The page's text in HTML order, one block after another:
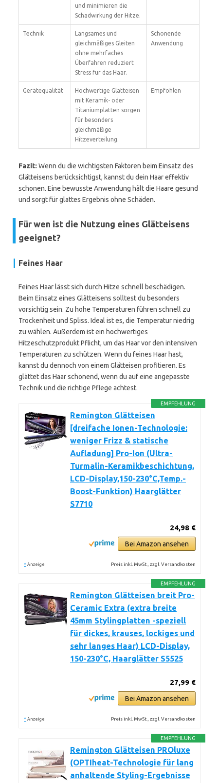
und minimieren die
Schadwirkung der Hitze.
Technik
Langsames und
gleichmäßiges Gleiten
ohne mehrfaches
Überfahren reduziert
Stress für das Haar.
Schonende
Anwendung
Gerätequalität
Hochwertige Glätteisen
mit Keramik- oder
Titaniumplatten sorgen
für besonders
gleichmäßige
Hitzeverteilung.
Empfohlen
Fazit: Wenn du die wichtigsten Faktoren beim Einsatz des
Glätteisens berücksichtigst, kannst du dein Haar effektiv
schonen. Eine bewusste Anwendung hält die Haare gesund
und sorgt für glattes Ergebnis ohne Schäden.
Für wen ist die Nutzung eines Glätteisens
geeignet?
Feines Haar
Feines Haar lässt sich durch Hitze schnell beschädigen.
Beim Einsatz eines Glätteisens solltest du besonders
vorsichtig sein. Zu hohe Temperaturen führen schnell zu
Trockenheit und Spliss. Ideal ist es, die Temperatur niedrig
zu wählen. Außerdem ist ein hochwertiges
Hitzeschutzprodukt Pflicht, um das Haar vor den intensiven
Temperaturen zu schützen. Wenn du feines Haar hast,
kannst du dennoch von einem Glätteisen profitieren. Es
glättet das Haar schonend, wenn du auf eine angepasste
Technik und die richtige Pflege achtest.
EMPFEHLUNG
Remington Glätteisen
[dreifache Ionen-Technologie:
weniger Frizz & statische
Aufladung] Pro-Ion (Ultra-
Turmalin-Keramikbeschichtung,
LCD-Display,150-230°C,Temp.-
Boost-Funktion) Haarglätter
S7710
24,98 €
Bei Amazon ansehen
* Anzeige Preis inkl. MwSt., zzgl. Versandkosten
EMPFEHLUNG
Remington Glätteisen breit Pro-
Ceramic Extra (extra breite
45mm Stylingplatten -speziell
für dickes, krauses, lockiges und
sehr langes Haar) LCD-Display,
150-230°C, Haarglätter S5525
27,99 €
Bei Amazon ansehen
* Anzeige Preis inkl. MwSt., zzgl. Versandkosten
EMPFEHLUNG
Remington Glätteisen PROluxe
(OPTIheat-Technologie für lang
anhaltende Styling-Ergebnisse